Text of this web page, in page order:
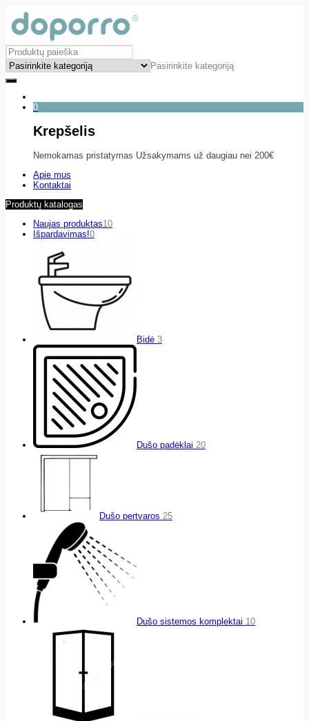
Pasirinkite kategoriją
0
Krepšelis
Nemokamas pristatymas Užsakymams už daugiau nei 200€
Apie mus
Kontaktai
Produktų katalogas
Naujas produktas10
Išpardavimas!0
Bidė 3
Dušo padėklai 20
Dušo pertvaros 25
Dušo sistemos komplektai 10